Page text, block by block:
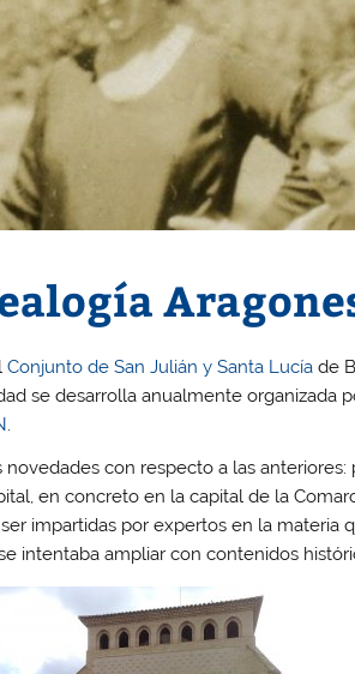
Conjunto de San Julián y Santa Lucía de
se desarrolla anualmente organizada
.
con respecto a las
en concreto en la capital de la
impartidas por expertos en la materia
intentaba ampliar con contenidos